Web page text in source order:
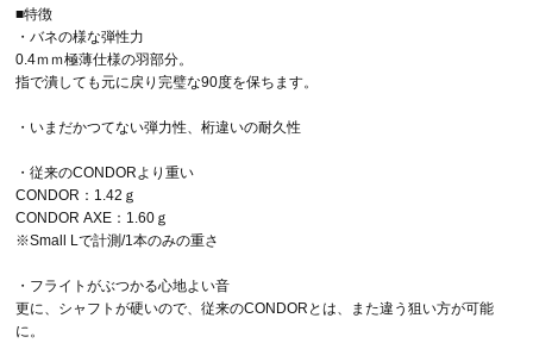
■特徴
・バネの様な弾性力
0.4ｍｍ極薄仕様の羽部分。
指で潰しても元に戻り完璧な90度を保ちます。
・いまだかつてない弾力性、桁違いの耐久性
・従来のCONDORより重い
CONDOR：1.42ｇ
CONDOR AXE：1.60ｇ
※Small Lで計測/1本のみの重さ
・フライトがぶつかる心地よい音
更に、シャフトが硬いので、従来のCONDORとは、また違う狙い方が可能
に。